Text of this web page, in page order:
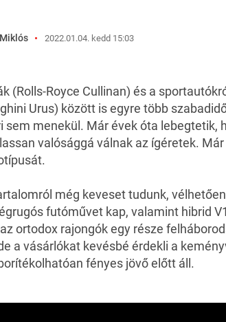
2022.01.04. kedd 15:03
(Rolls-Royce Cullinan) és a
Urus) között is egyre több
sem menekül. Már évek óta lebegtetik,
valósággá válnak az ígéretek.
még keveset tudunk,
futóművet kap, valamint hibrid
ortodox rajongók egy része
a vásárlókat kevésbé érdekli a
fényes jövő előtt áll.